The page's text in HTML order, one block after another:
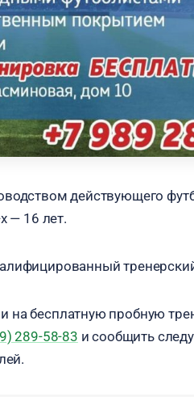
действующего
— 16 лет.
бесплатную пробную
289-58-83 и сообщить